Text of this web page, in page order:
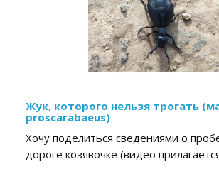
Жук, которого нельзя трогать
proscarabaeus)
Хочу поделиться сведениями о
дороге козявочке (видео